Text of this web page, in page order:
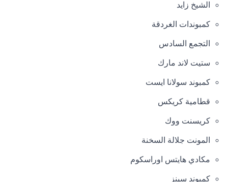
الشيخ زايد
كمبوندات الغردقة
التجمع السادس
ستيت لاند مارك
كمبوند سولانا ايست
قطامية كريكس
كريسنت ووك
المونت جلالة السخنة
مكادي هايتس اوراسكوم
كمبوند سينز